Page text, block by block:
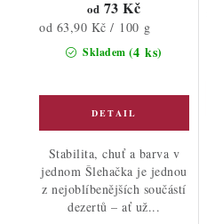
Skladem (4 ks)
od 73 Kč
Měrná
od 63,90 Kč / 100 g
Stabilita, chuť a barva v
jednom Šlehačka je jednou
z nejoblíbenějších součástí
dezertů – ať už...